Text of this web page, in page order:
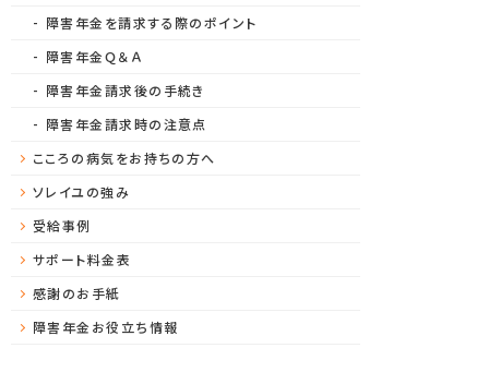
障害年金を請求する際のポイント
障害年金Ｑ＆Ａ
障害年金請求後の手続き
障害年金請求時の注意点
こころの病気をお持ちの方へ
ソレイユの強み
受給事例
サポート料金表
感謝のお手紙
障害年金お役立ち情報